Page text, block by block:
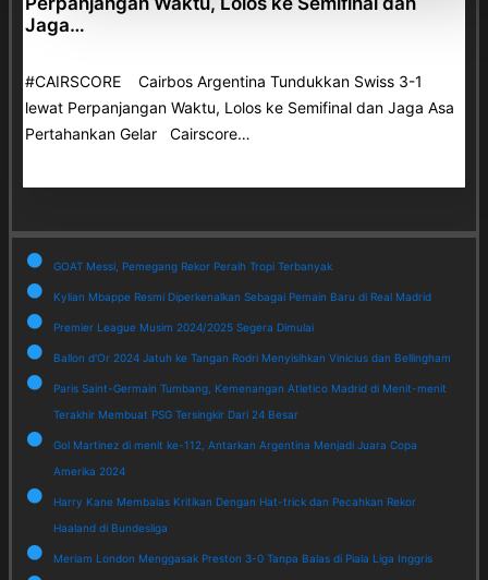
Jaga…
#CAIRSCORE Cairbos Argentina Tundukkan Swiss 3-1
lewat Perpanjangan Waktu, Lolos ke Semifinal dan Jaga Asa
Pertahankan Gelar Cairscore…
GOAT Messi, Pemegang Rekor Peraih Tropi Terbanyak
Kylian Mbappe Resmi Diperkenalkan Sebagai Pemain Baru di Real Madrid
Premier League Musim 2024/2025 Segera Dimulai
Ballon d'Or 2024 Jatuh ke Tangan Rodri Menyisihkan Vinicius dan Bellingham
Paris Saint-Germain Tumbang, Kemenangan Atletico Madrid di Menit-menit
Terakhir Membuat PSG Tersingkir Dari 24 Besar
Gol Martinez di menit ke-112, Antarkan Argentina Menjadi Juara Copa
Amerika 2024
Harry Kane Membalas Kritikan Dengan Hat-trick dan Pecahkan Rekor
Haaland di Bundesliga
Meriam London Menggasak Preston 3-0 Tanpa Balas di Piala Liga Inggris